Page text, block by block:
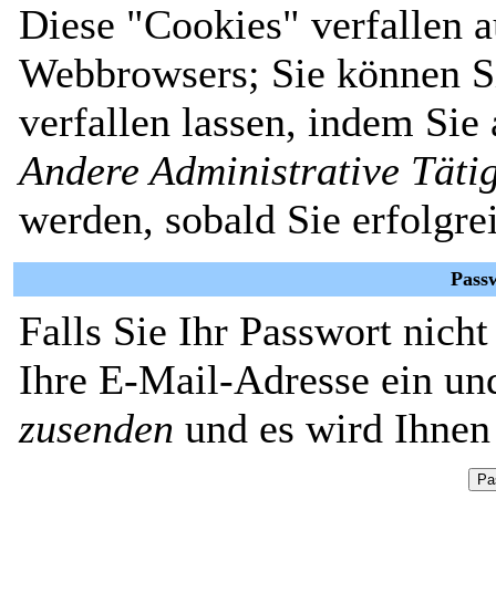
Diese "Cookies" verfallen
Webbrowsers; Sie können
verfallen lassen, indem
Andere Administrative
werden, sobald Sie
Falls Sie Ihr Passwort
Ihre E-Mail-Adresse ein
zusenden und es wird